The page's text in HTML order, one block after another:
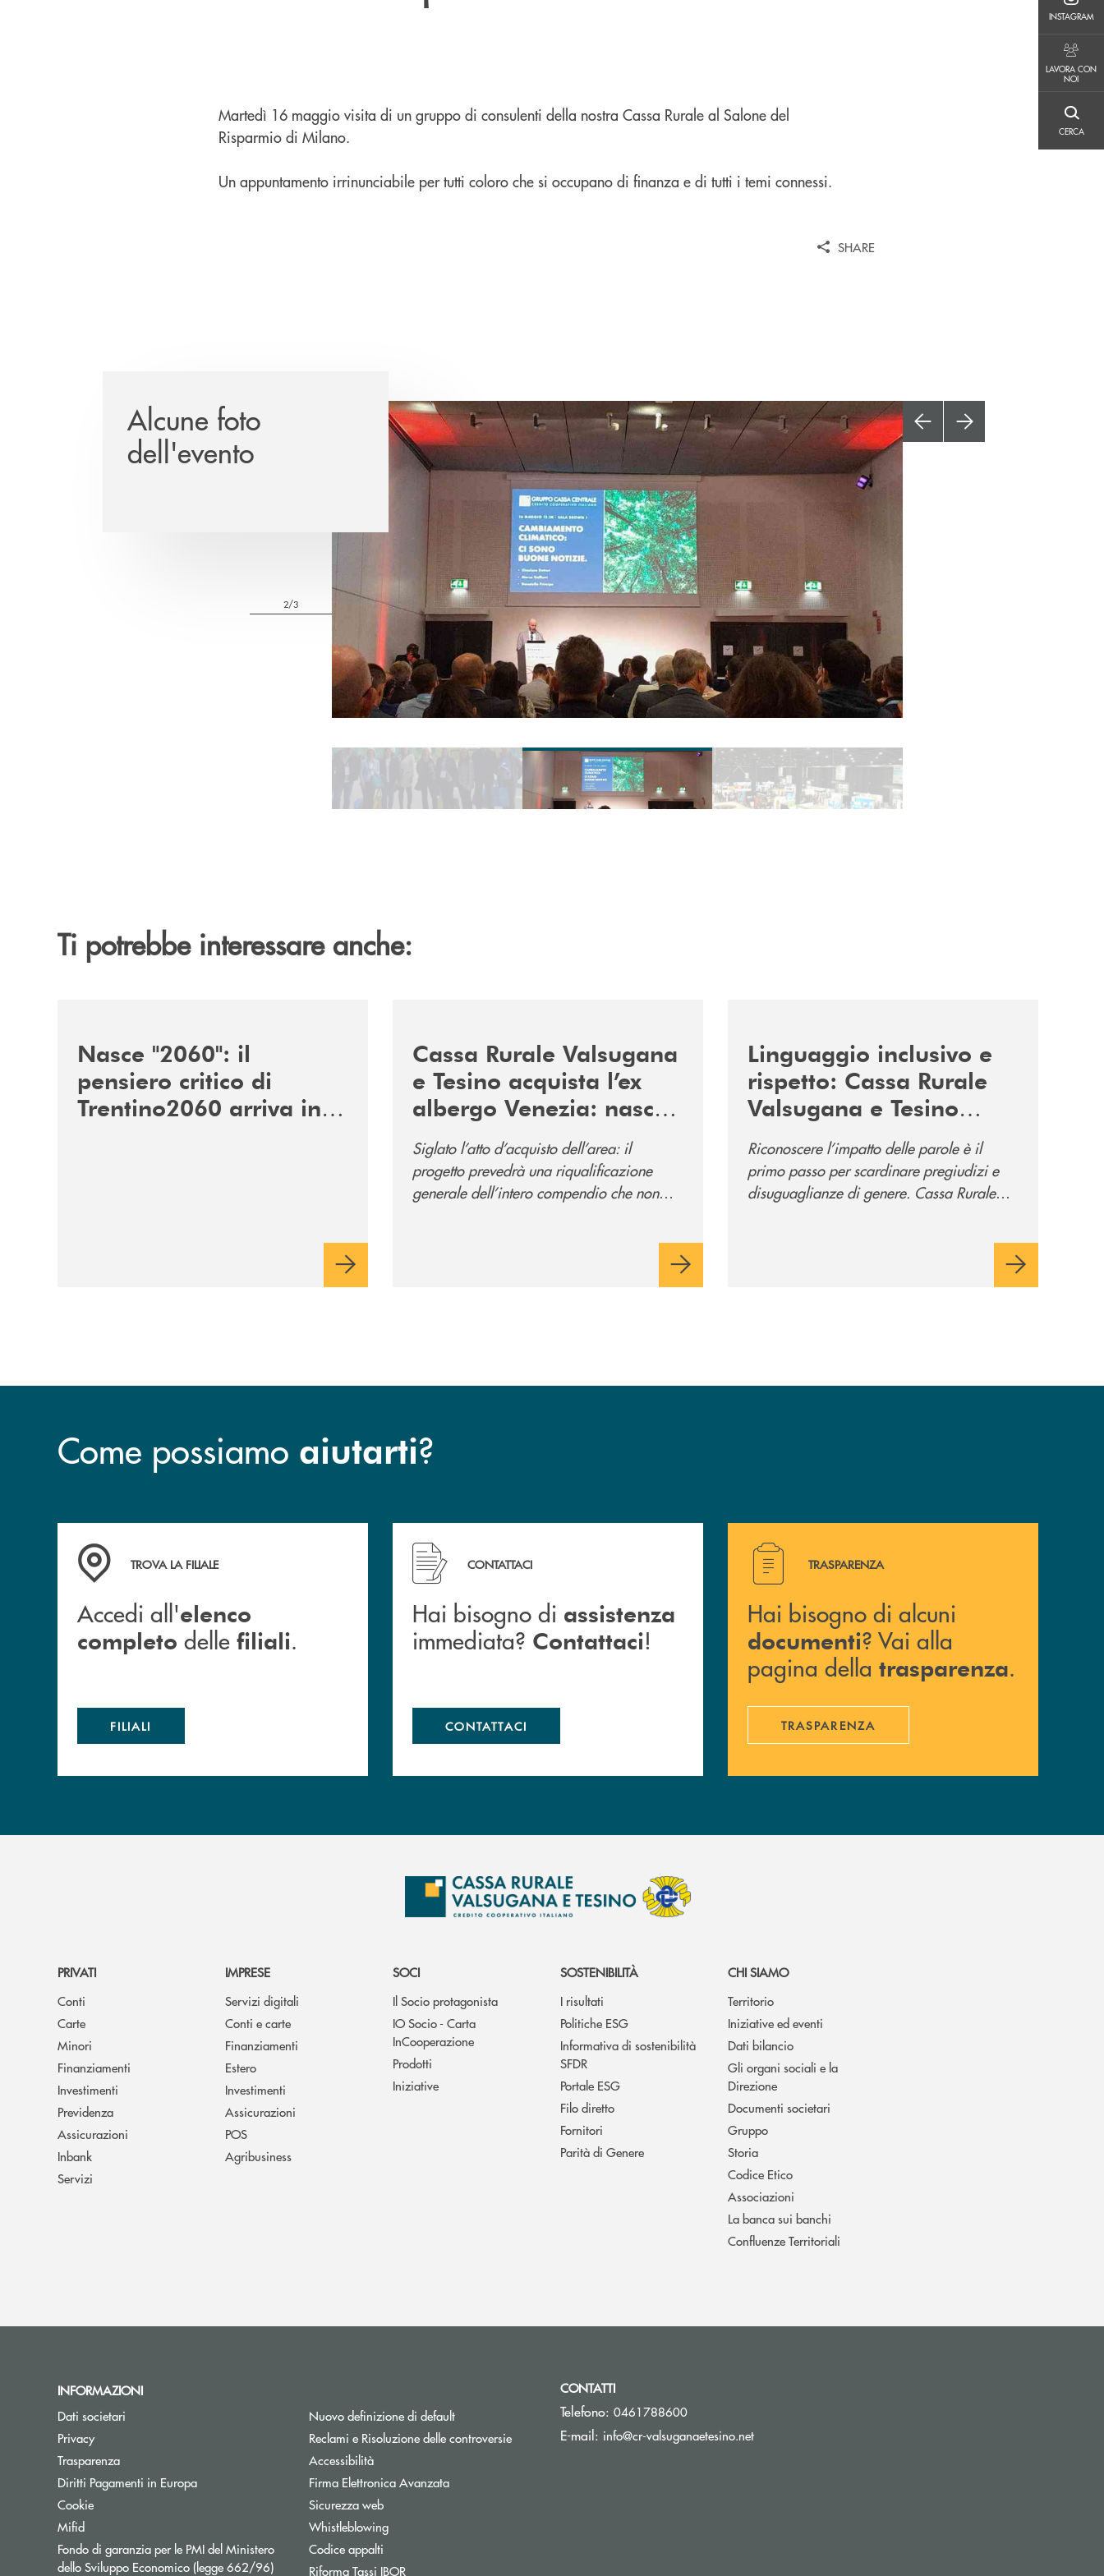
INSTAGRAM
LAVORA CON
NOI
CERCA
Martedì 16 maggio visita di un gruppo di consulenti della nostra Cassa Rurale al Salone del
Risparmio di Milano.
Un appuntamento irrinunciabile per tutti coloro che si occupano di finanza e di tutti i temi connessi.
SHARE
Alcune foto
dell'evento
2/3
Ti potrebbe interessare anche:
Nasce "2060": il
pensiero critico di
Trentino2060 arriva in
Cassa Rurale Valsugana
e Tesino acquista l’ex
albergo Venezia: nasce
il nuovo polo
direzionale della banca
e al servizio della
Siglato l’atto d’acquisto dell’area: il
progetto prevedrà una riqualificazione
generale dell’intero compendio che non
Linguaggio inclusivo e
rispetto: Cassa Rurale
Valsugana e Tesino
promuove la campagna
“Tolleranza Zero”
Riconoscere l’impatto delle parole è il
primo passo per scardinare pregiudizi e
disuguaglianze di genere. Cassa Rurale
valori e influenzi direttamente la comunità
Come possiamo aiutarti?
Accedi all' elenco completo delle filiali .
TROVA LA FILIALE
Accedi all'elenco
completo delle filiali.
FILIALI
Hai bisogno di assistenza immediata? Contattaci !
CONTATTACI
Hai bisogno di assistenza
immediata? Contattaci!
CONTATTACI
Hai bisogno di alcuni documenti ? Vai alla pagina della
TRASPARENZA
Hai bisogno di alcuni
documenti? Vai alla
pagina della trasparenza.
TRASPARENZA
PRIVATI
Conti
Carte
Minori
Finanziamenti
Investimenti
Previdenza
Assicurazioni
Inbank
Servizi
IMPRESE
Servizi digitali
Conti e carte
Finanziamenti
Estero
Investimenti
Assicurazioni
POS
Agribusiness
SOCI
Il Socio protagonista
IO Socio - Carta
InCooperazione
Prodotti
Iniziative
SOSTENIBILITÀ
I risultati
Politiche ESG
Informativa di sostenibilità
SFDR
Portale ESG
Filo diretto
Fornitori
Parità di Genere
CHI SIAMO
Territorio
Iniziative ed eventi
Dati bilancio
Gli organi sociali e la
Direzione
Documenti societari
Gruppo
Storia
Codice Etico
Associazioni
La banca sui banchi
Confluenze Territoriali
INFORMAZIONI
Dati societari
Privacy
Trasparenza
Diritti Pagamenti in EuropaApre una nuova finestra
Cookie
Mifid
Fondo di garanzia per le PMI del Ministero
dello Sviluppo Economico (legge 662/96)Apre una nuova finestra
Nuovo definizione di default
Reclami e Risoluzione delle controversie
Accessibilità
Firma Elettronica Avanzata
Sicurezza web
Whistleblowing
Codice appalti
Riforma Tassi IBORApre una nuova finestra
CONTATTI
Telefono: 0461788600
E-mail: info@cr-valsuganaetesino.net(si apre l’app di posta elettronica)